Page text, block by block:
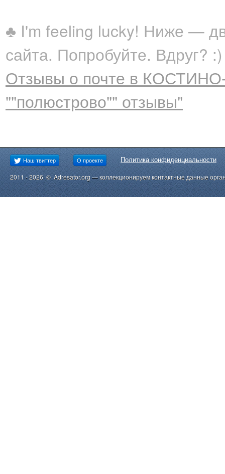
♣ I'm feeling lucky! Ниже —
сайта. Попробуйте. Вдруг? :)
Отзывы о почте в
""полюстрово"" отзывы"
Наш твиттер О проекте Политика конфиденциальности
2011 - 2026 © Adresator.org — коллекционируем контактные данные